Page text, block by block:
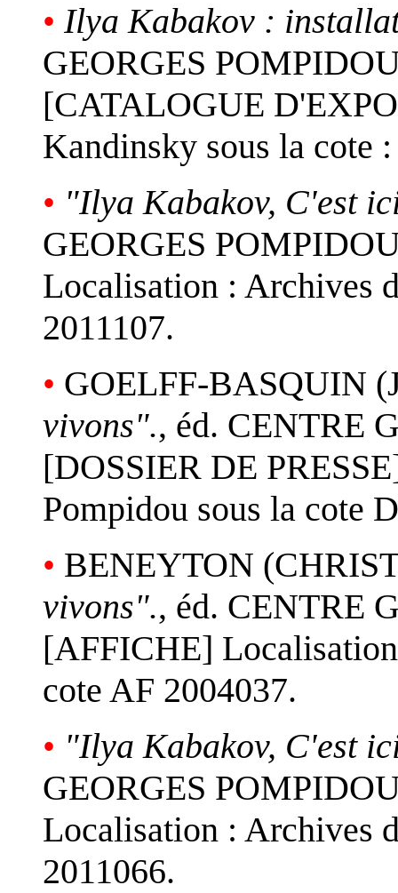
• Ilya Kabakov :
GEORGES
[CATALOGUE
Kandinsky sous la cote
• "Ilya Kabakov, C'est
GEORGES
Localisation : Archives
2011107.
• GOELFF-BASQUIN
vivons"., éd. CENTRE
[DOSSIER DE
Pompidou sous la cote
• BENEYTON
vivons"., éd. CENTRE
[AFFICHE]
cote AF 2004037.
• "Ilya Kabakov, C'est
GEORGES
Localisation : Archives
2011066.